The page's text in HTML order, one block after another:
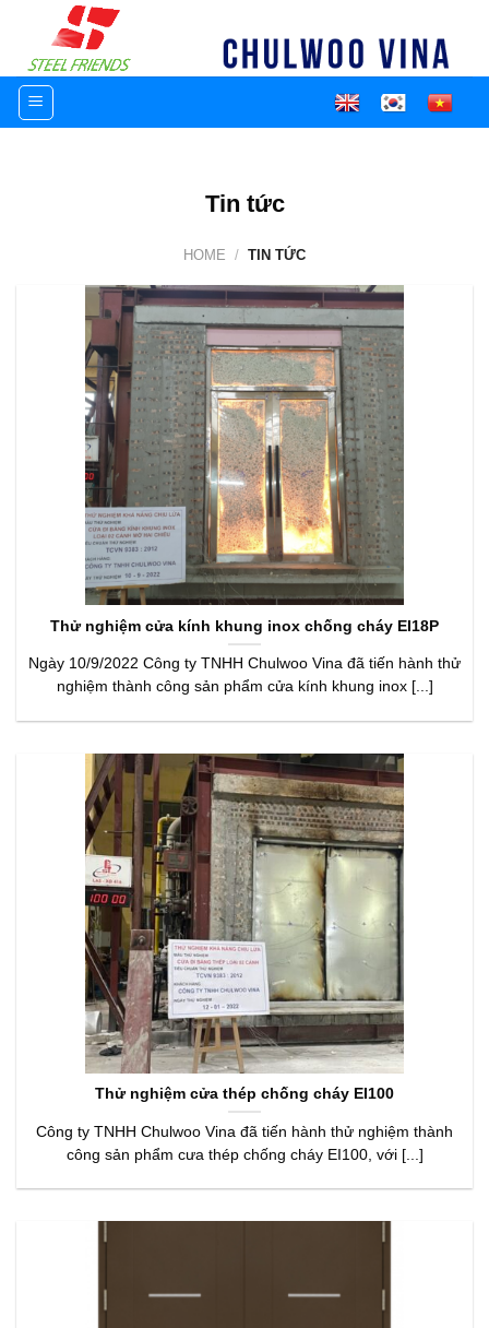
content
Tin tức
HOME / TIN TỨC
Thử nghiệm cửa kính khung inox chống cháy EI18P
Ngày 10/9/2022 Công ty TNHH Chulwoo Vina đã tiến hành thử
nghiệm thành công sản phẩm cửa kính khung inox [...]
Thử nghiệm cửa thép chống cháy EI100
Công ty TNHH Chulwoo Vina đã tiến hành thử nghiệm thành
công sản phẩm cưa thép chống cháy EI100, với [...]